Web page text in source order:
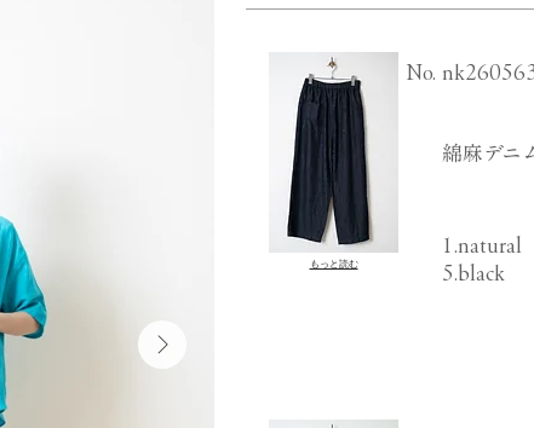
もっと読む
​No.
綿麻デニ
5.black